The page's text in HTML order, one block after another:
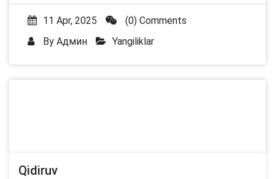
11 Apr, 2025
(0) Comments
By Админ Yangiliklar
Qidiruv